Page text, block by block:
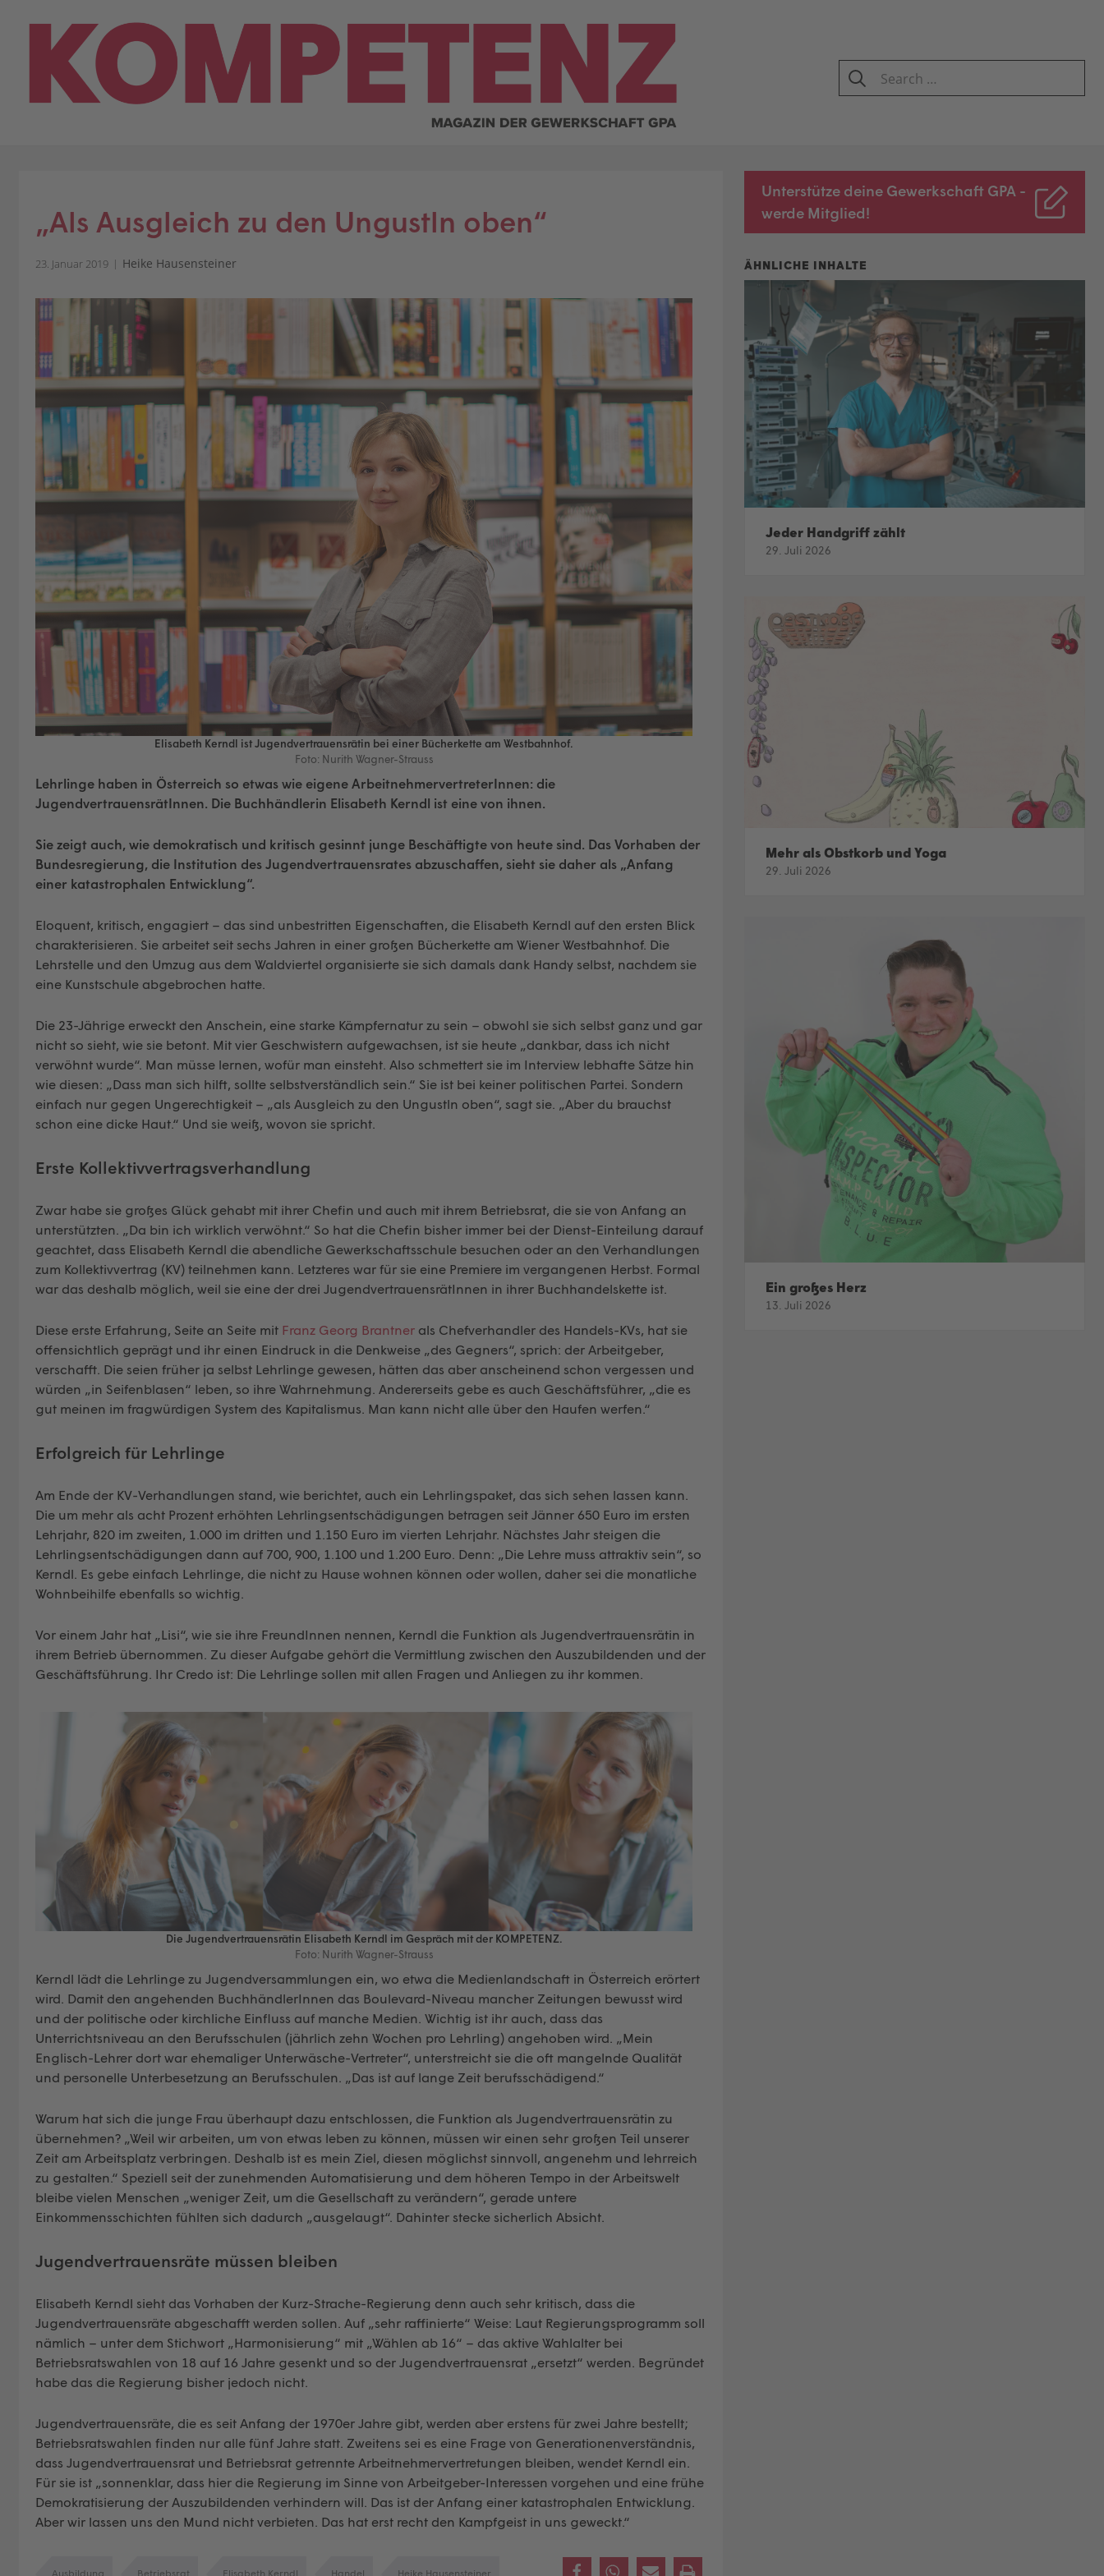
SEARCH
Search
for:
„Als Ausgleich zu den Ungustln oben“
23. Januar 2019 Heike Hausensteiner
Elisabeth Kerndl ist Jugendvertrauensrätin bei einer Bücherkette am Westbahnhof.
Foto: Nurith Wagner-Strauss
Lehrlinge haben in Österreich so etwas wie eigene ArbeitnehmervertreterInnen: die
JugendvertrauensrätInnen. Die Buchhändlerin Elisabeth Kerndl ist eine von ihnen.
Sie zeigt auch, wie demokratisch und kritisch gesinnt junge Beschäftigte von heute sind. Das Vorhaben der
Bundesregierung, die Institution des Jugendvertrauensrates abzuschaffen, sieht sie daher als „Anfang
einer katastrophalen Entwicklung“.
Eloquent, kritisch, engagiert – das sind unbestritten Eigenschaften, die Elisabeth Kerndl auf den ersten Blick
charakterisieren. Sie arbeitet seit sechs Jahren in einer großen Bücherkette am Wiener Westbahnhof. Die
Lehrstelle und den Umzug aus dem Waldviertel organisierte sie sich damals dank Handy selbst, nachdem sie
eine Kunstschule abgebrochen hatte.
Die 23-Jährige erweckt den Anschein, eine starke Kämpfernatur zu sein – obwohl sie sich selbst ganz und gar
nicht so sieht, wie sie betont. Mit vier Geschwistern aufgewachsen, ist sie heute „dankbar, dass ich nicht
verwöhnt wurde“. Man müsse lernen, wofür man einsteht. Also schmettert sie im Interview lebhafte Sätze hin
wie diesen: „Dass man sich hilft, sollte selbstverständlich sein.“ Sie ist bei keiner politischen Partei. Sondern
einfach nur gegen Ungerechtigkeit – „als Ausgleich zu den Ungustln oben“, sagt sie. „Aber du brauchst
schon eine dicke Haut.“ Und sie weiß, wovon sie spricht.
Erste Kollektivvertragsverhandlung
Zwar habe sie großes Glück gehabt mit ihrer Chefin und auch mit ihrem Betriebsrat, die sie von Anfang an
unterstützten. „Da bin ich wirklich verwöhnt.“ So hat die Chefin bisher immer bei der Dienst-Einteilung darauf
geachtet, dass Elisabeth Kerndl die abendliche Gewerkschaftsschule besuchen oder an den Verhandlungen
zum Kollektivvertrag (KV) teilnehmen kann. Letzteres war für sie eine Premiere im vergangenen Herbst. Formal
war das deshalb möglich, weil sie eine der drei JugendvertrauensrätInnen in ihrer Buchhandelskette ist.
Diese erste Erfahrung, Seite an Seite mit Franz Georg Brantner als Chefverhandler des Handels-KVs, hat sie
offensichtlich geprägt und ihr einen Eindruck in die Denkweise „des Gegners“, sprich: der Arbeitgeber,
verschafft. Die seien früher ja selbst Lehrlinge gewesen, hätten das aber anscheinend schon vergessen und
würden „in Seifenblasen“ leben, so ihre Wahrnehmung. Andererseits gebe es auch Geschäftsführer, „die es
gut meinen im fragwürdigen System des Kapitalismus. Man kann nicht alle über den Haufen werfen.“
Erfolgreich für Lehrlinge
Am Ende der KV-Verhandlungen stand, wie berichtet, auch ein Lehrlingspaket, das sich sehen lassen kann.
Die um mehr als acht Prozent erhöhten Lehrlingsentschädigungen betragen seit Jänner 650 Euro im ersten
Lehrjahr, 820 im zweiten, 1.000 im dritten und 1.150 Euro im vierten Lehrjahr. Nächstes Jahr steigen die
Lehrlingsentschädigungen dann auf 700, 900, 1.100 und 1.200 Euro. Denn: „Die Lehre muss attraktiv sein“, so
Kerndl. Es gebe einfach Lehrlinge, die nicht zu Hause wohnen können oder wollen, daher sei die monatliche
Wohnbeihilfe ebenfalls so wichtig.
Vor einem Jahr hat „Lisi“, wie sie ihre FreundInnen nennen, Kerndl die Funktion als Jugendvertrauensrätin in
ihrem Betrieb übernommen. Zu dieser Aufgabe gehört die Vermittlung zwischen den Auszubildenden und der
Geschäftsführung. Ihr Credo ist: Die Lehrlinge sollen mit allen Fragen und Anliegen zu ihr kommen.
Die Jugendvertrauensrätin Elisabeth Kerndl im Gespräch mit der KOMPETENZ.
Foto: Nurith Wagner-Strauss
Kerndl lädt die Lehrlinge zu Jugendversammlungen ein, wo etwa die Medienlandschaft in Österreich erörtert
wird. Damit den angehenden BuchhändlerInnen das Boulevard-Niveau mancher Zeitungen bewusst wird
und der politische oder kirchliche Einfluss auf manche Medien. Wichtig ist ihr auch, dass das
Unterrichtsniveau an den Berufsschulen (jährlich zehn Wochen pro Lehrling) angehoben wird. „Mein
Englisch-Lehrer dort war ehemaliger Unterwäsche-Vertreter“, unterstreicht sie die oft mangelnde Qualität
und personelle Unterbesetzung an Berufsschulen. „Das ist auf lange Zeit berufsschädigend.“
Warum hat sich die junge Frau überhaupt dazu entschlossen, die Funktion als Jugendvertrauensrätin zu
übernehmen? „Weil wir arbeiten, um von etwas leben zu können, müssen wir einen sehr großen Teil unserer
Zeit am Arbeitsplatz verbringen. Deshalb ist es mein Ziel, diesen möglichst sinnvoll, angenehm und lehrreich
zu gestalten.“ Speziell seit der zunehmenden Automatisierung und dem höheren Tempo in der Arbeitswelt
bleibe vielen Menschen „weniger Zeit, um die Gesellschaft zu verändern“, gerade untere
Einkommensschichten fühlten sich dadurch „ausgelaugt“. Dahinter stecke sicherlich Absicht.
Jugendvertrauensräte müssen bleiben
Elisabeth Kerndl sieht das Vorhaben der Kurz-Strache-Regierung denn auch sehr kritisch, dass die
Jugendvertrauensräte abgeschafft werden sollen. Auf „sehr raffinierte“ Weise: Laut Regierungsprogramm soll
nämlich – unter dem Stichwort „Harmonisierung“ mit „Wählen ab 16“ – das aktive Wahlalter bei
Betriebsratswahlen von 18 auf 16 Jahre gesenkt und so der Jugendvertrauensrat „ersetzt“ werden. Begründet
habe das die Regierung bisher jedoch nicht.
Jugendvertrauensräte, die es seit Anfang der 1970er Jahre gibt, werden aber erstens für zwei Jahre bestellt;
Betriebsratswahlen finden nur alle fünf Jahre statt. Zweitens sei es eine Frage von Generationenverständnis,
dass Jugendvertrauensrat und Betriebsrat getrennte Arbeitnehmervertretungen bleiben, wendet Kerndl ein.
Für sie ist „sonnenklar, dass hier die Regierung im Sinne von Arbeitgeber-Interessen vorgehen und eine frühe
Demokratisierung der Auszubildenden verhindern will. Das ist der Anfang einer katastrophalen Entwicklung.
Aber wir lassen uns den Mund nicht verbieten. Das hat erst recht den Kampfgeist in uns geweckt.“
Ausbildung Betriebsrat Elisabeth Kerndl Handel Heike Hausensteiner
Unterstütze deine Gewerkschaft GPA -
werde Mitglied!
Jeder Handgriff zählt
29. Juli 2026
Mehr als Obstkorb und Yoga
29. Juli 2026
Ein großes Herz
13. Juli 2026